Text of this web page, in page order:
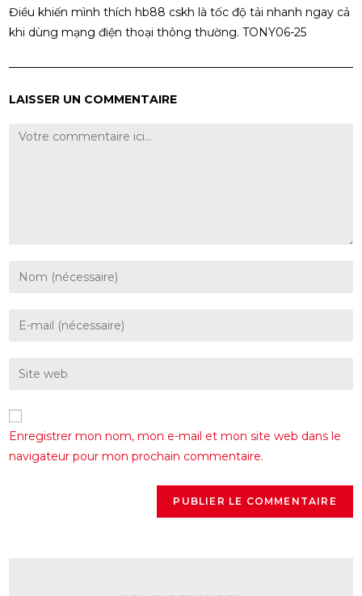
Điều khiến mình thích hb88 cskh là tốc độ tải nhanh ngay cả
khi dùng mạng điện thoại thông thường. TONY06-25
LAISSER UN COMMENTAIRE
Enregistrer mon nom, mon e-mail et mon site web dans le
navigateur pour mon prochain commentaire.